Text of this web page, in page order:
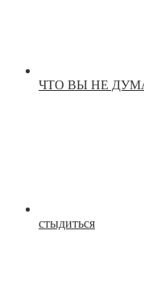
ЧТО ВЫ НЕ
стыдиться